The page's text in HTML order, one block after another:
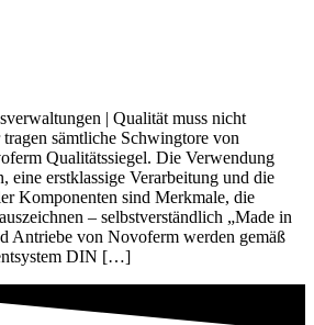
| Qualität muss nicht
sämtliche Schwingtore von
Qualitätssiegel. Die Verwendung
eine erstklassige Verarbeitung und die
Komponenten sind Merkmale, die
– selbstverständlich „Made in
Antriebe von Novoferm werden gemäß
DIN […]